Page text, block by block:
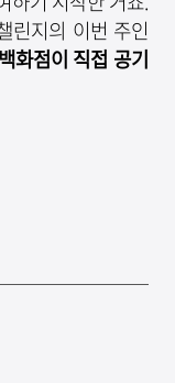
린지의 이번 주인
화점이 직접 공기